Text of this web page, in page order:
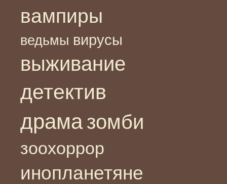
вампиры
ведьмы вирусы
выживание
детектив
драма зомби
зоохоррор
инопланетяне